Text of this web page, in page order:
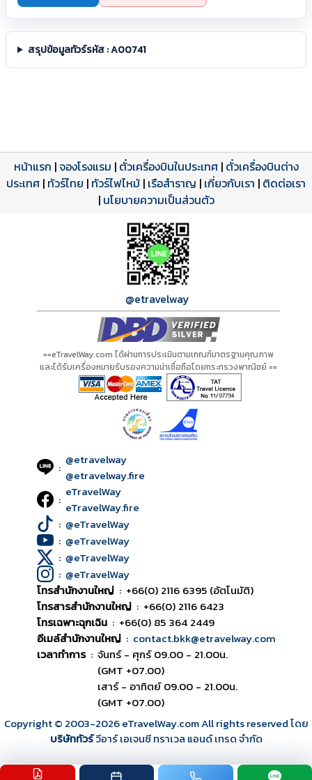
สรุปข้อมูลทัวร์รหัส : A00741
โปรแกรมทัวร์
ดาวน์โหลด PDF
รีวิวลูกค้าจริง
รีวิวจาก eTravelWay
เปิดหน้าเต็ม
ใบอนุญาตนำเที่ยว
เลขที่ 11/11450
เปิดหน้าเต็ม
หน้าแรก |จองโรงแรม | ตั๋วเครื่องบินในประเทศ| ตั๋วเครื่องบินต่าง
ประเทศ | ทัวร์ไทย | ทัวร์ไฟไหม้ | เรือสำราญ | เกี่ยวกับเรา | ติดต่อเรา
| นโยบายความเป็นส่วนตัว
@etravelway
==eTravelWay.com ได้ผ่านการประเมินตามเกณฑ์มาตรฐานคุณภาพ
และได้รับเครื่องหมายรับรองความน่าเชื่อถือโดยกระทรวงพาณิชย์ ==
: @etravelway
@etravelway.fire
: eTravelWay
eTravelWay.fire
: @eTravelWay
: @eTravelWay
: @eTravelWay
: @eTravelWay
โทรสำนักงานใหญ่ : +66(0) 2116 6395 (อัตโนมัติ)
โทรสารสำนักงานใหญ่ : +66(0) 2116 6423
โทรเฉพาะฉุกเฉิน : +66(0) 85 364 2449
อีเมล์สำนักงานใหญ่ : contact.bkk@etravelway.com
เวลาทำการ : จันทร์ - ศุกร์ 09.00 - 21.00น.
(GMT +07.00)
เสาร์ - อาทิตย์ 09.00 - 21.00น.
(GMT +07.00)
Copyright © 2003-2026eTravelWay.com All rights reserved โดย
บริษัททัวร์วีอาร์ เอเจนซี ทราเวล แอนด์ เทรด จำกัด